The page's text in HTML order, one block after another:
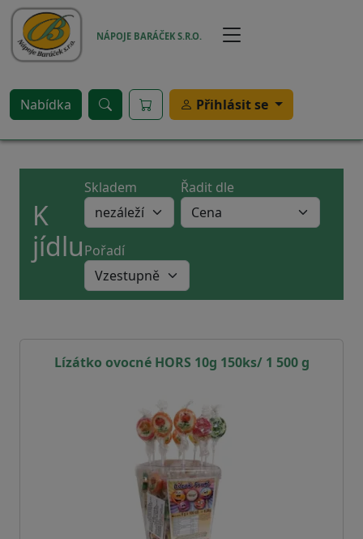
Přejít k hlavnímu obsahu
NÁPOJE BARÁČEK S.R.O.
Nabídka Přihlásit se
K
jídlu
Skladem Řadit dle
Pořadí
Lízátko ovocné HORS 10g 150ks/ 1 500 g